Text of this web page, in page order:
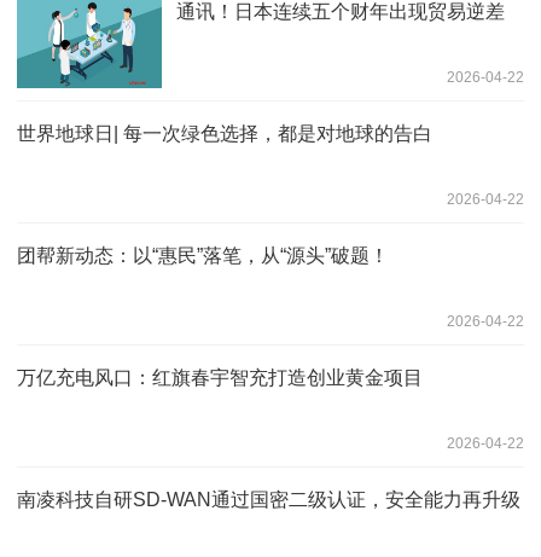
通讯！日本连续五个财年出现贸易逆差
2026-04-22
世界地球日| 每一次绿色选择，都是对地球的告白
2026-04-22
团帮新动态：以“惠民”落笔，从“源头”破题！
2026-04-22
万亿充电风口：红旗春宇智充打造创业黄金项目
2026-04-22
南凌科技自研SD-WAN通过国密二级认证，安全能力再升级